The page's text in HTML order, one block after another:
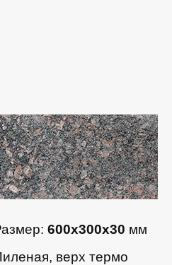
600х300х30 мм
верх термо